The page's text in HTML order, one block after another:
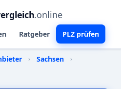
.online
Ratgeber PLZ prüfen
› Sachsen
›